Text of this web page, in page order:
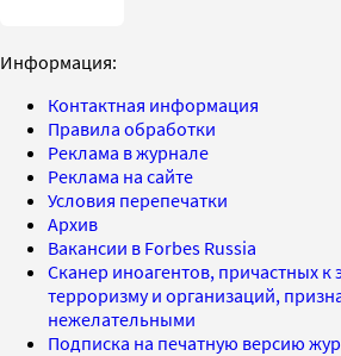
Информация:
Контактная информация
Правила обработки
Реклама в журнале
Реклама на сайте
Условия перепечатки
Архив
Вакансии в Forbes Russia
Сканер иноагентов, причастных к
терроризму и организаций,
нежелательными
Подписка на печатную версию